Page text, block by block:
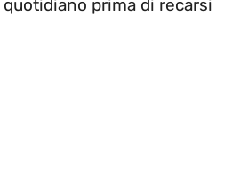
quotidiano prima di recarsi